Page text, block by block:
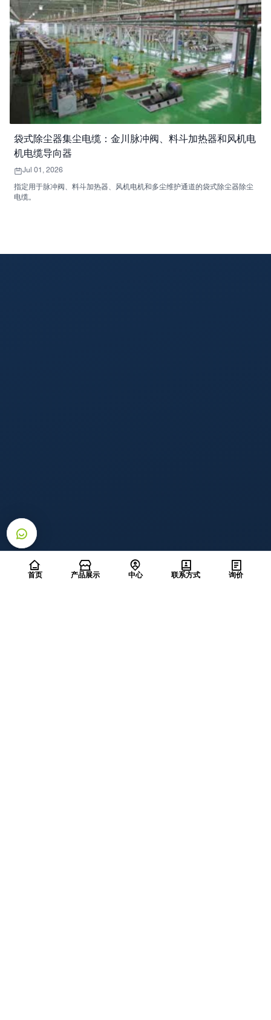
袋式除尘器集尘电缆：金川脉冲阀、料斗加热器和风机电
机电缆导向器
Jul 01, 2026
指定用于脉冲阀、料斗加热器、风机电机和多尘维护通道的袋式除尘器除尘
电缆。
正确接线的项目。 无限的机会。
首页 产品展示 中心 联系方式 询价